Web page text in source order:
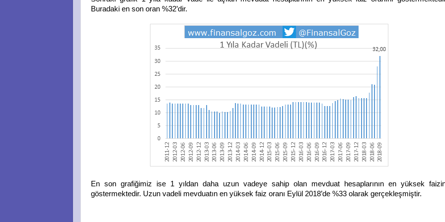
Buradaki en son oran %32’dir.
En son grafiğimiz ise 1 yıldan daha uzun vadeye sahip olan mevduat hesaplarının en yüksek
göstermektedir. Uzun vadeli mevduatın en yüksek faiz oranı Eylül 2018’de %33 olarak gerçekleşmiştir.